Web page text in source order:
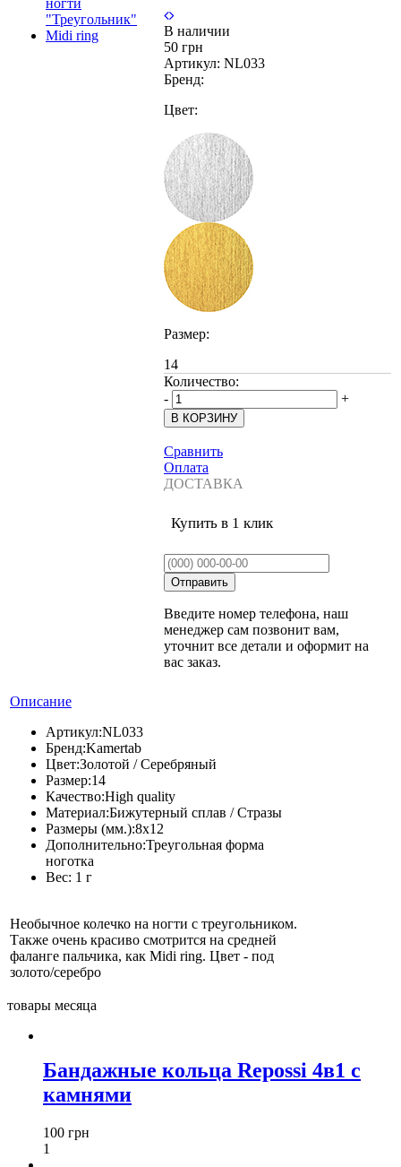
В наличии
50 грн
Артикул: NL033
Бренд:
Цвет:
Размер:
14
Количество:
-
+
Сравнить
Оплата
ДОСТАВКА
Купить в 1 клик
Введите номер телефона, наш
менеджер сам позвонит вам,
уточнит все детали и оформит на
вас заказ.
Описание
Артикул:NL033
Бренд:Kamertab
Цвет:Золотой / Серебряный
Размер:14
Качество:High quality
Материал:Бижутерный сплав / Стразы
Размеры (мм.):8х12
Дополнительно:Треугольная форма
ноготка
Вес: 1 г
Необычное колечко на ногти с треугольником.
Также очень красиво смотрится на средней
фаланге пальчика, как Midi ring. Цвет - под
золото/серебро
товары месяца
Бандажные кольца Repossi 4в1 с
камнями
100 грн
1